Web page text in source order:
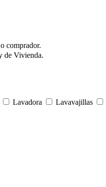
comprador.
de Vivienda.
Lavadora Lavavajillas